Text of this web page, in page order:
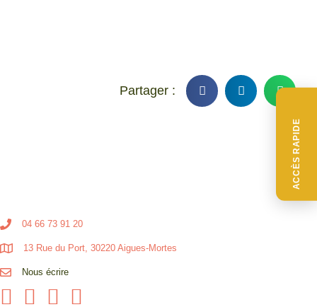
ACCÈS RAPIDE
04 66 73 91 20
13 Rue du Port, 30220 Aigues-Mortes
Nous écrire